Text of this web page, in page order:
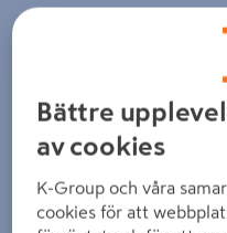
Föregående
Bättre
av cookies
K-Group och våra
cookies för att